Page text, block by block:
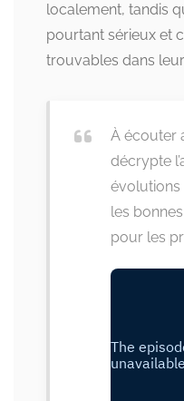
localement, tandis
pourtant sérieux et
trouvables dans
À écouter
décrypte
évolutions
les
pour les